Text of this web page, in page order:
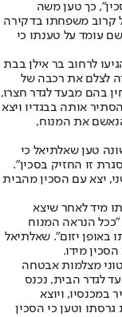
כך טען משה
קרוב משפחתו בדקירה
עומד על טענתו כי
לרחוב בר אילן בבת
לצלם את רכבה של
בהם מבעד לגדר חצרו,
הצטייד בסכין באורך 30 ס"מ, הסתיר אותה בבגדיו ויצא
את המנוח,
טען שאלתיאל כי
זו החזיק בסכין".
יצא עם הסכין מהבית
מיד לאחר שיצא
הנראה המנוח
באופן יזום". שאלתיאל
מידו.
מצלמות אבטחה
לגדר הבית, נכנס
ויוצא
וטען כי הסכין